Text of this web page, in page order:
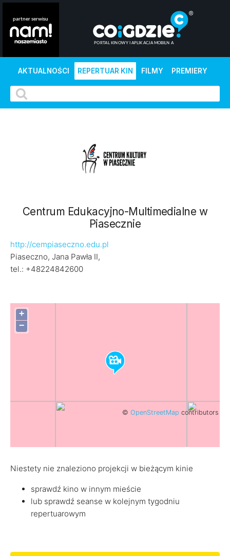
AKTUALNOŚCI REPERTUAR KIN FILMY PREMIERY
Centrum Edukacyjno-Multimedialne w
Piasecznie
http://cempiaseczno.edu.pl
Piaseczno, Jana Pawła II,
tel.: +48224842600
+
−
© OpenStreetMap contributors
Niestety nie znaleziono projekcji w bieżącym kinie
sprawdź kino w innym mieście
lub sprawdź seanse w kolejnym tygodniu
repertuarowym